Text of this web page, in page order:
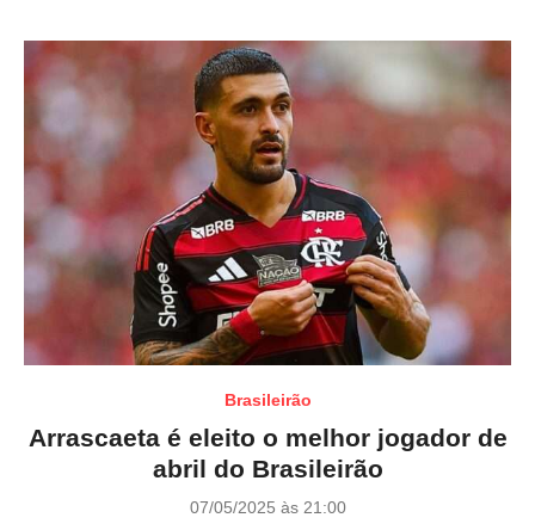
Brasileirão
Arrascaeta é eleito o melhor jogador de
abril do Brasileirão
P
07/05/2025 às 21:00